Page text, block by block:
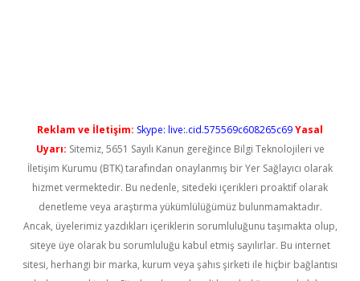
Reklam ve İletişim: Skype: live:.cid.575569c608265c69Yasal
Uyarı: Sitemiz, 5651 Sayılı Kanun gereğince Bilgi Teknolojileri ve
İletişim Kurumu (BTK) tarafından onaylanmış bir Yer Sağlayıcı olarak
hizmet vermektedir. Bu nedenle, sitedeki içerikleri proaktif olarak
denetleme veya araştırma yükümlülüğümüz bulunmamaktadır.
Ancak, üyelerimiz yazdıkları içeriklerin sorumluluğunu taşımakta olup,
siteye üye olarak bu sorumluluğu kabul etmiş sayılırlar. Bu internet
sitesi, herhangi bir marka, kurum veya şahıs şirketi ile hiçbir bağlantısı